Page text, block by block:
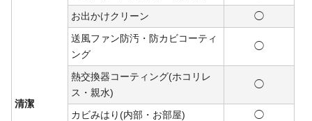
清潔
お出かけクリーン
◯
送風ファン防汚・防カビコーティ
ング
◯
熱交換器コーティング(ホコリレ
ス・親水)
◯
カビみはり(内部・お部屋)
◯